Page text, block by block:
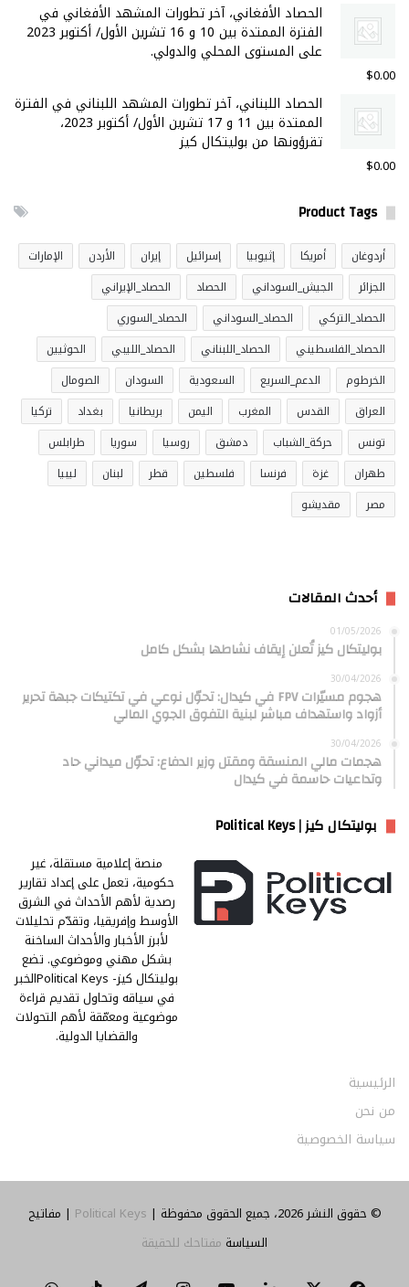
الحصاد الأفغاني، آخر تطورات المشهد الأفغاني في
الفترة الممتدة بين 10 و 16 تشرين الأول/ أكتوبر 2023
على المستوى المحلي والدولي.
$0.00
الحصاد اللبناني، آخر تطورات المشهد اللبناني في الفترة
الممتدة بين 11 و 17 تشرين الأول/ أكتوبر 2023،
تقرؤونها من بوليتكال كيز
$0.00
Product Tags
أردوغان أمريكا إثيوبيا إسرائيل إيران الأردن
الإمارات
الجزائر
الجيش_السوداني الحصاد
الحصاد_الإيراني
الحصاد_التركي
الحصاد_السوداني
الحصاد_السوري
الحصاد_الفلسطيني
الحصاد_اللبناني الحصاد_الليبي
الحوثيين
الخرطوم
الدعم_السريع السعودية السودان
الصومال
العراق
القدس المغرب اليمن بريطانيا بغداد
تركيا
تونس
حركة_الشباب دمشق روسيا سوريا
طرابلس
طهران
غزة فرنسا فلسطين قطر لبنان
ليبيا
مصر
مقديشو
أحدث المقالات
01/05/2026
بوليتكال كيز تُعلن إيقاف نشاطها بشكل كامل
30/04/2026
هجوم مسيّرات FPV في كيدال: تحوّل نوعي في تكتيكات جبهة تحرير
أزواد واستهداف مباشر لبنية التفوق الجوي المالي
30/04/2026
هجمات مالي المنسقة ومقتل وزير الدفاع: تحوّل ميداني حاد
وتداعيات حاسمة في كيدال
بوليتكال كيز | Political Keys
منصة إعلامية مستقلة، غير
حكومية، تعمل على إعداد تقارير
رصدية لأهم الأحداث في الشرق
الأوسط وإفريقيا، وتقدّم تحليلات
لأبرز الأخبار والأحداث الساخنة
بشكل مهني وموضوعي. تضع
بوليتكال كيز- Political Keysالخبر
في سياقه وتحاول تقديم قراءة
موضوعية ومعمّقة لأهم التحولات
والقضايا الدولية.
الرئيسية
من نحن
سياسة الخصوصية
© حقوق النشر 2026، جميع الحقوق محفوظة | Political Keys | مفاتيح
السياسة مفتاحك للحقيقة